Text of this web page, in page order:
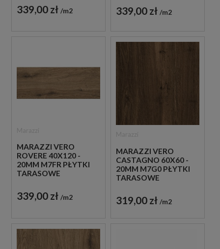
339,00 zł m2 339,00 zł m2
MARAZZI VERO
ROVERE 40X120 -
20MM M7FR PŁYTKI
TARASOWE
339,00 zł m2
MARAZZI VERO
CASTAGNO 60X60 -
20MM M7G0 PŁYTKI
TARASOWE
319,00 zł m2